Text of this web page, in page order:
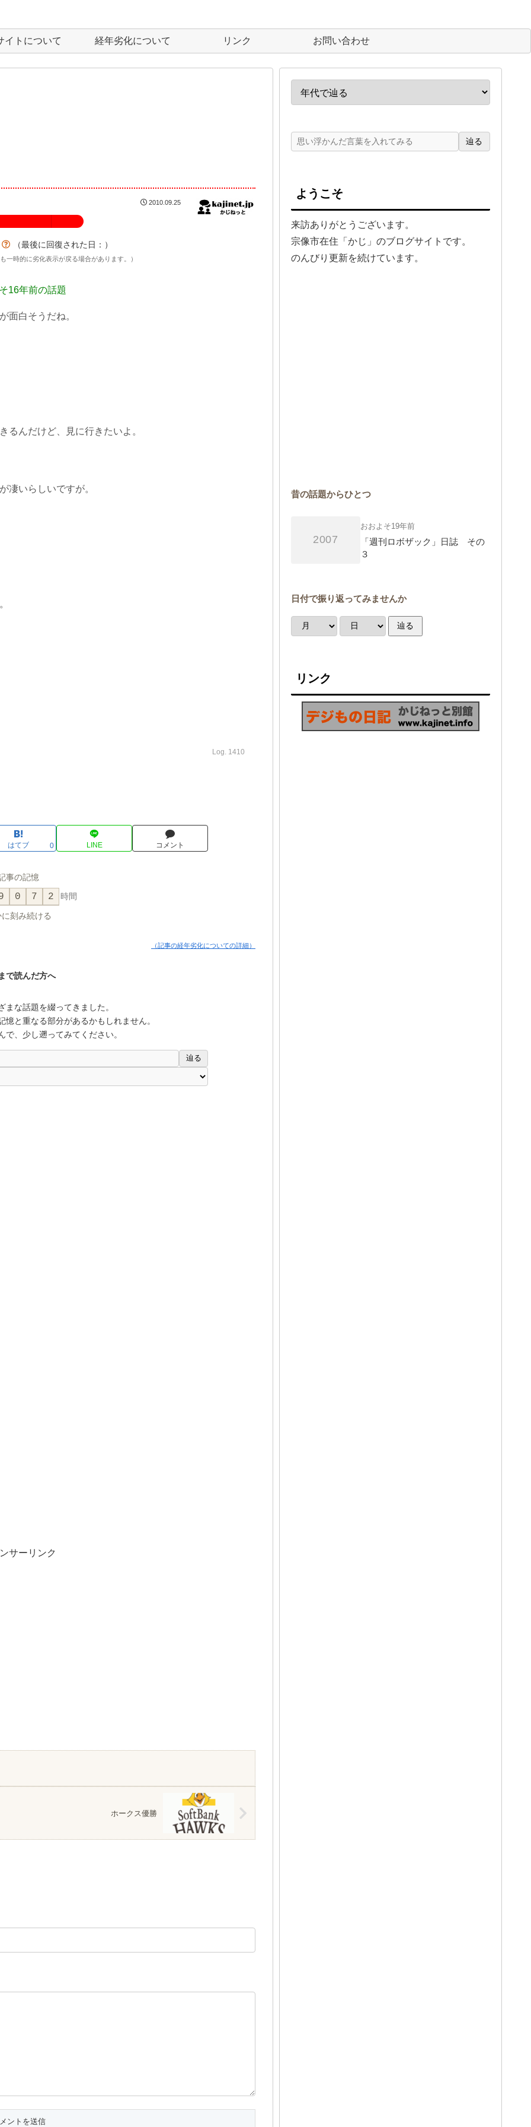
イトについて 経年劣化について リンク お問い合わせ
2010.09.25
（最後に回復された日： ）
一時的に劣化表示が戻る場合があります。）
16年前の話題
面白そうだね。
んだけど、見に行きたいよ。
凄いらしいですが。
Log. 1410
はてブ 0 LINE コメント
事の記憶
0 7 2 時間
刻み続ける
（記事の経年劣化についての詳細）
で読んだ方へ
まな話題を綴ってきました。
と重なる部分があるかもしれません。
で、少し遡ってみてください。
辿る
サーリンク
ホークス優勝
辿る
ようこそ
来訪ありがとうございます。
宗像市在住「かじ」のブログサイトです。
のんびり更新を続けています。
昔の話題からひとつ
2007
おおよそ19年前
「週刊ロボザック」日誌 その
３
日付で振り返ってみませんか
辿る
リンク